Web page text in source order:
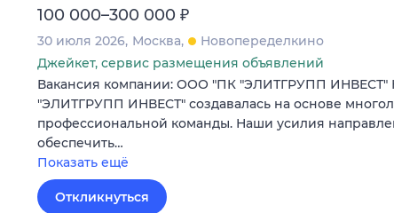
100 000–300 000 ₽
30 июля 2026 Москва
Новопеределкино
Джейкет, сервис размещения объявлений
Вакансия компании: ООО "ПК "ЭЛИТГРУПП
"ЭЛИТГРУПП ИНВЕСТ" создавалась на основе
профессиональной команды. Наши усилия
обеспечить…
Показать ещё
Откликнуться